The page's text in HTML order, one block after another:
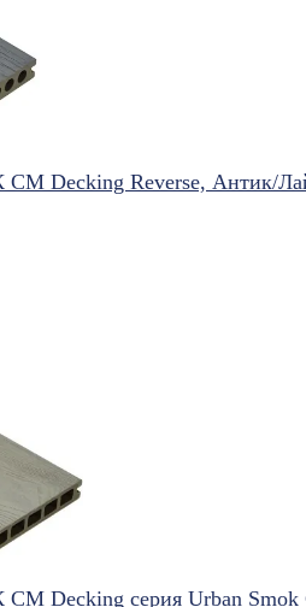
CM Decking Reverse, Антик/
CM Decking серия Urban Smok